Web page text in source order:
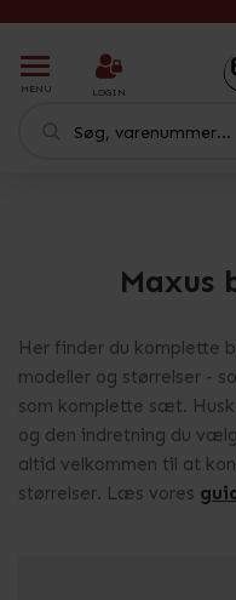
T
o
g
t
o
n
MENU LOGIN
Maxus
Her finder du komplette
modeller og størrelser -
som komplette sæt.
og den indretning du
altid velkommen til at
størrelser. Læs vores